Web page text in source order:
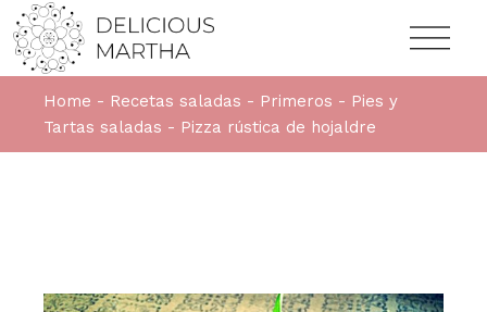
Home Recetas saladas Primeros
Pies y
Tartas saladas
Pizza rústica de hojaldre